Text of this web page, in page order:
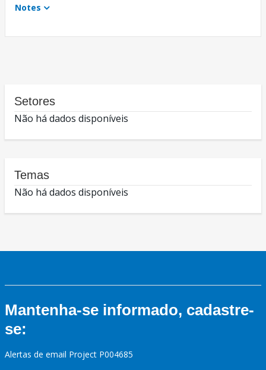
Notes
Setores
Não há dados disponíveis
Temas
Não há dados disponíveis
Mantenha-se informado, cadastre-
se:
Alertas de email Project P004685